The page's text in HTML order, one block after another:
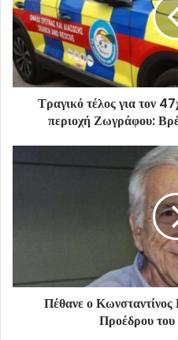
Τραγικό τέλος για τον
περιοχή Ζωγράφου:
Πέθανε ο
Προέδρου